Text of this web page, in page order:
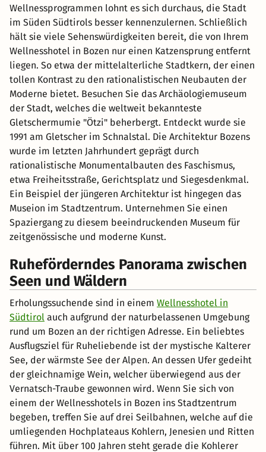
Wellnessprogrammen lohnt es sich durchaus, die Stadt
im Süden Südtirols besser kennenzulernen. Schließlich
hält sie viele Sehenswürdigkeiten bereit, die von Ihrem
Wellnesshotel in Bozen nur einen Katzensprung entfernt
liegen. So etwa der mittelalterliche Stadtkern, der einen
tollen Kontrast zu den rationalistischen Neubauten der
Moderne bietet. Besuchen Sie das Archäologiemuseum
der Stadt, welches die weltweit bekannteste
Gletschermumie "Ötzi" beherbergt. Entdeckt wurde sie
1991 am Gletscher im Schnalstal. Die Architektur Bozens
wurde im letzten Jahrhundert geprägt durch
rationalistische Monumentalbauten des Faschismus,
etwa Freiheitsstraße, Gerichtsplatz und Siegesdenkmal.
Ein Beispiel der jüngeren Architektur ist hingegen das
Museion im Stadtzentrum. Unternehmen Sie einen
Spaziergang zu diesem beeindruckenden Museum für
zeitgenössische und moderne Kunst.
Ruheförderndes Panorama zwischen
Seen und Wäldern
Erholungssuchende sind in einem Wellnesshotel in
Südtirol auch aufgrund der naturbelassenen Umgebung
rund um Bozen an der richtigen Adresse. Ein beliebtes
Ausflugsziel für Ruheliebende ist der mystische Kalterer
See, der wärmste See der Alpen. An dessen Ufer gedeiht
der gleichnamige Wein, welcher überwiegend aus der
Vernatsch-Traube gewonnen wird. Wenn Sie sich von
einem der Wellnesshotels in Bozen ins Stadtzentrum
begeben, treffen Sie auf drei Seilbahnen, welche auf die
umliegenden Hochplateaus Kohlern, Jenesien und Ritten
führen. Mit über 100 Jahren steht gerade die Kohlerer